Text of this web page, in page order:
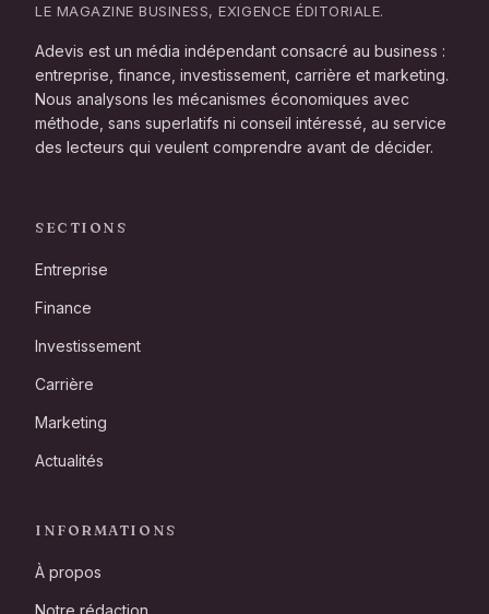
LE MAGAZINE BUSINESS, EXIGENCE ÉDITORIALE.
Adevis est un média indépendant consacré au business :
entreprise, finance, investissement, carrière et marketing.
Nous analysons les mécanismes économiques avec
méthode, sans superlatifs ni conseil intéressé, au service
des lecteurs qui veulent comprendre avant de décider.
SECTIONS
Entreprise
Finance
Investissement
Carrière
Marketing
Actualités
INFORMATIONS
À propos
Notre rédaction